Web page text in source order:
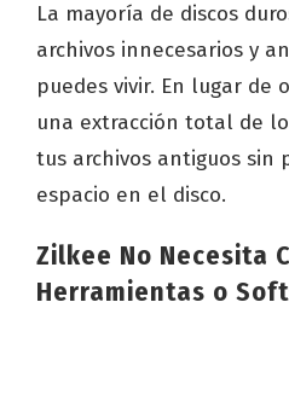
La mayoría de discos
archivos innecesarios y
puedes vivir. En lugar de
una extracción total de
tus archivos antiguos sin
espacio en el disco.
Zilkee No Necesita
Herramientas o